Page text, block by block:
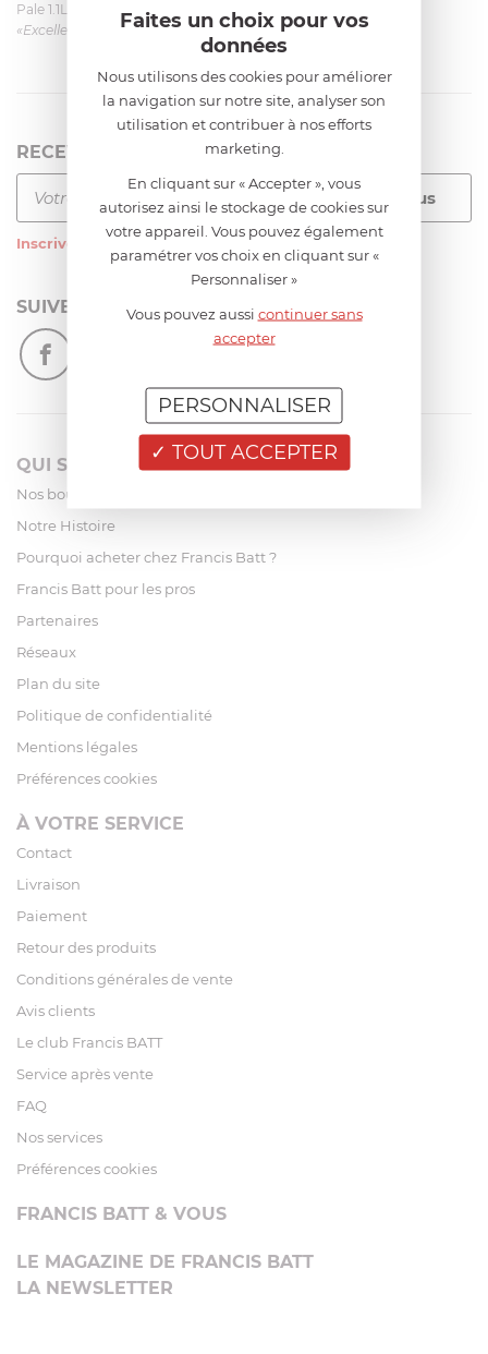
Pale 1.1L pour Glacier Magimix 11031/121/123/124
«Excellent: produit et livraison»
RECEVEZ LA NEWSLETTER
Inscrivez-vous à notre newsletter
SUIVEZ-NOUS
QUI SOMMES-NOUS?
Nos boutiques
Notre Histoire
Pourquoi acheter chez Francis Batt ?
Francis Batt pour les pros
Partenaires
Réseaux
Plan du site
Politique de confidentialité
Mentions légales
Préférences cookies
À VOTRE SERVICE
Contact
Livraison
Paiement
Retour des produits
Conditions générales de vente
Avis clients
Le club Francis BATT
Service après vente
FAQ
Nos services
Préférences cookies
FRANCIS BATT & VOUS
LE MAGAZINE DE FRANCIS BATT
LA NEWSLETTER
Faites un choix pour vos
données
Nous utilisons des cookies pour améliorer
la navigation sur notre site, analyser son
utilisation et contribuer à nos efforts
marketing.
En cliquant sur « Accepter », vous
autorisez ainsi le stockage de cookies sur
votre appareil. Vous pouvez également
paramétrer vos choix en cliquant sur «
Personnaliser »
Vous pouvez aussi continuer sans
accepter
TOUT ACCEPTER
PERSONNALISER